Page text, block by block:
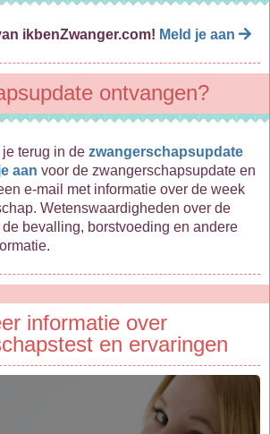
ikbenZwanger.com! Meld je aan
ontvangen?
terug in de zwangerschapsupdate
aan voor de zwangerschapsupdate en
e-mail met informatie over de week
Wetenswaardigheden over de
bevalling, borstvoeding en andere
informatie over
en ervaringen